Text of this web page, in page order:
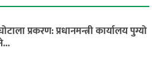
प्रकरण: प्रधानमन्त्री कार्यालय पुग्यो